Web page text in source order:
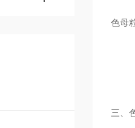
色母
三、